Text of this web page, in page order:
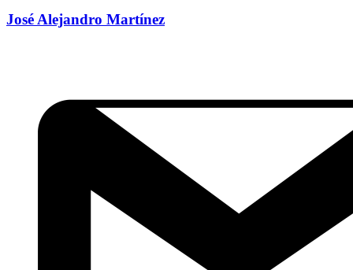
José Alejandro Martínez